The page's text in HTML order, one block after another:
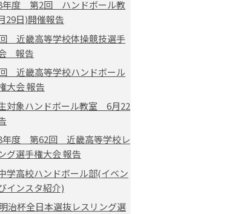
年度 第2回 ハンドボール教
29日)開催報告
近畿高等学校体操競技選手
報告
近畿高等学校ハンドボール
大会 報告
対象ハンドボール教室 6月22
年度 第62回 近畿高等学校レ
グ選手権大会 報告
学高校ハンドボール部(イベン
インスタ紹介)
治杯全日本選抜レスリング選